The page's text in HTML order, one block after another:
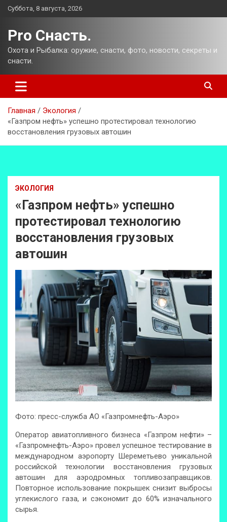
Перейти
Суббота, 8 августа, 2026
Pro Снасть.
Охота и Рыбалка: оружие, снасти, фото, новости, секреты и
снасти.
Главная
Экология
«Газпром нефть» успешно протестировал технологию
восстановления грузовых автошин
ЭКОЛОГИЯ
«Газпром нефть» успешно
протестировал технологию
восстановления грузовых
автошин
Фото: пресс-служба АО «Газпромнефть-Аэро»
Оператор авиатопливного бизнеса «Газпром нефти» –
«Газпромнефть-Аэро» провел успешное тестирование в
международном аэропорту Шереметьево уникальной
российской технологии восстановления грузовых
автошин для аэродромных топливозаправщиков.
Повторное использование покрышек снизит выбросы
углекислого газа, и сэкономит до 60% изначального
сырья.